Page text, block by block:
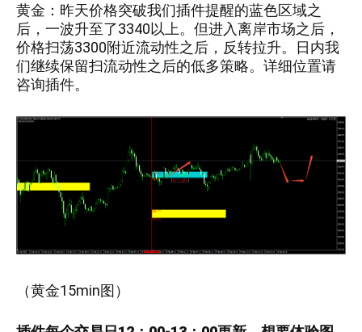
黄金： 昨天价格突破我们插件提醒的蓝色区域之
后，一波升至了3340以上。但进入离岸市场之后，
价格扫荡3300附近流动性之后，反转拉升。日内我
们继续保留扫流动性之后的低多策略。详细位置请
咨询插件。
（黄金15min图）